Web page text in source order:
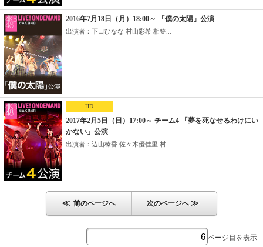
2016年7月18日（月）18:00～ 「僕の太陽」公演
出演者：下口ひなな 村山彩希 相笠...
HD
2017年2月5日（日）17:00～ チーム4 「夢を死なせるわけにい
かない」公演
出演者：込山榛香 佐々木優佳里 村...
≪ 前のページへ 次のページへ≫
ページ目を表示